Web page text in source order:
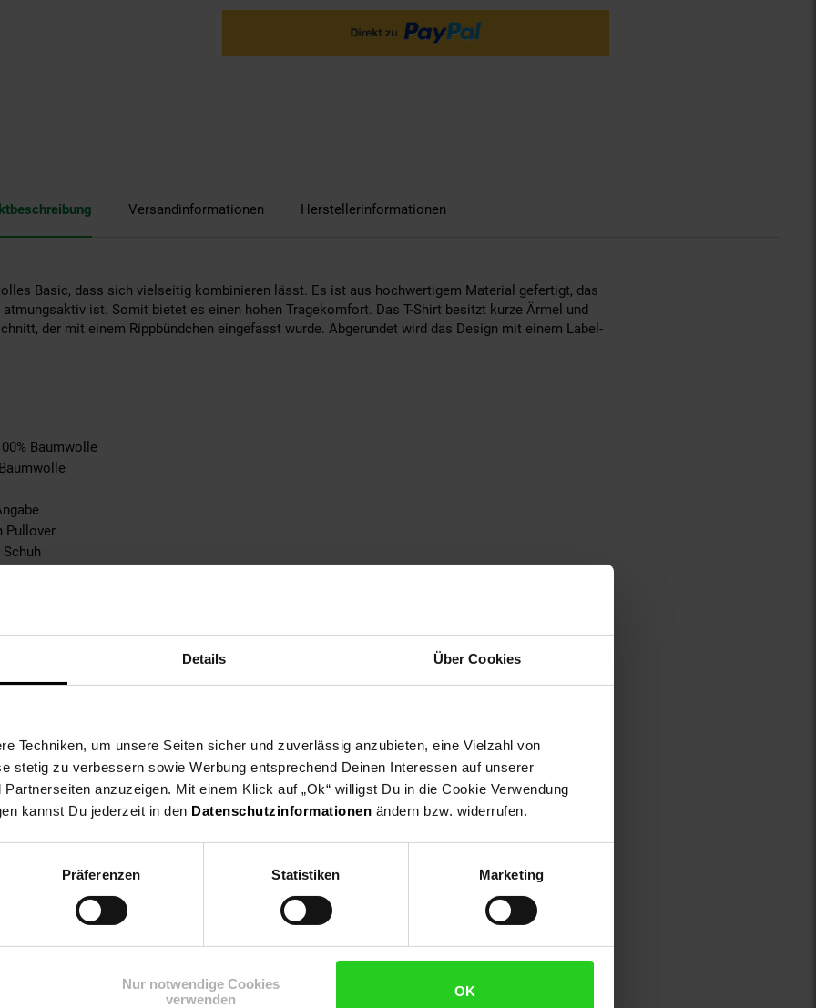
Details Über Cookies
Techniken, um unsere Seiten sicher und zuverlässig anzubieten, eine Vielzahl von
stetig zu verbessern sowie Werbung entsprechend Deinen Interessen auf unserer
anzuzeigen. Mit einem Klick auf „Ok“ willigst Du in die Cookie Verwendung
kannst Du jederzeit in den Datenschutzinformationen ändern bzw. widerrufen.
Präferenzen Statistiken Marketing
Nur notwendige Cookies
verwenden
OK
Versandinformationen Herstellerinformationen
Basic, dass sich vielseitig kombinieren lässt. Es ist aus hochwertigem Material gefertigt, das
ist. Somit bietet es einen hohen Tragekomfort. Das T-Shirt besitzt kurze Ärmel und
der mit einem Rippbündchen eingefasst wurde. Abgerundet wird das Design mit einem Label-
Baumwolle
Pullover
keine Angabe
max. 150°C
not_applicable
100% not_applicable
not_applicable
not_applicable
not_applicable
100% not_applicable
100% not_applicable
100% not_applicable
100% not_applicable
100% not_applicable